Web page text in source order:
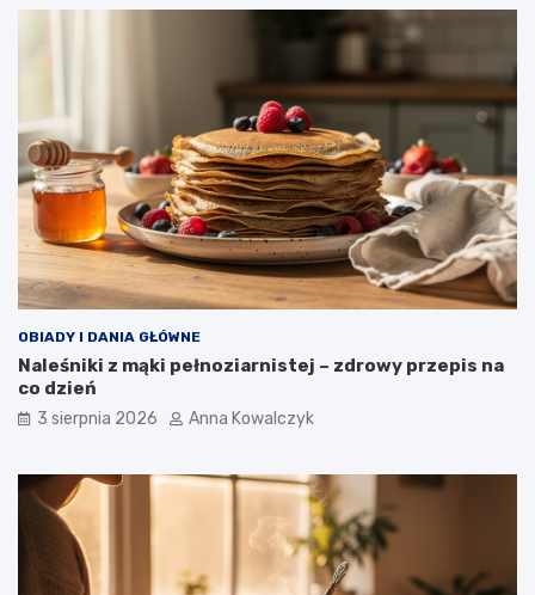
OBIADY I DANIA GŁÓWNE
Naleśniki z mąki pełnoziarnistej – zdrowy przepis na
co dzień
3 sierpnia 2026 Anna Kowalczyk